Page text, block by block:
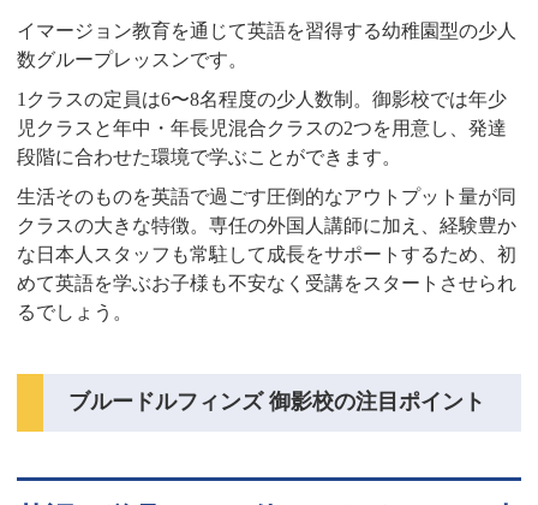
イマージョン教育を通じて英語を習得する幼稚園型の少人
数グループレッスンです。
1クラスの定員は6〜8名程度の少人数制。御影校では年少
児クラスと年中・年長児混合クラスの2つを用意し、発達
段階に合わせた環境で学ぶことができます。
生活そのものを英語で過ごす圧倒的なアウトプット量が同
クラスの大きな特徴。専任の外国人講師に加え、経験豊か
な日本人スタッフも常駐して成長をサポートするため、初
めて英語を学ぶお子様も不安なく受講をスタートさせられ
るでしょう。
ブルードルフィンズ 御影校の注目ポイント